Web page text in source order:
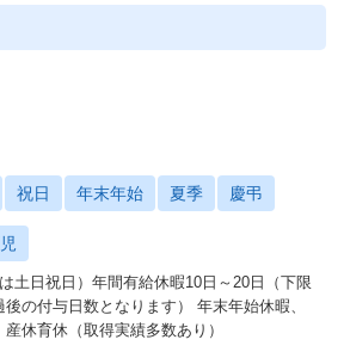
祝日 年末年始 夏季 慶弔
土日祝日）年間有給休暇10日～20日（下限
の付与日数となります） 年末年始休暇、
休育休（取得実績多数あり）